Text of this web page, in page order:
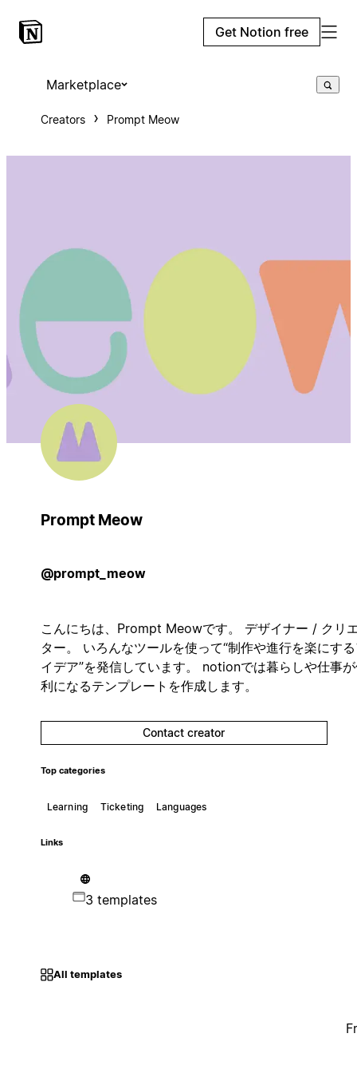
Get Notion free
Marketplace
Creators Prompt Meow
Prompt Meow
@prompt_meow
こんにちは、Prompt Meowです。 デザイナー / クリ
ター。 いろんなツールを使って“制作や進行を楽にす
イデア”を発信しています。 notionでは暮らしや仕事
利になるテンプレートを作成します。
Contact creator
Top categories
Learning Ticketing Languages
Links
3 templates
All templates